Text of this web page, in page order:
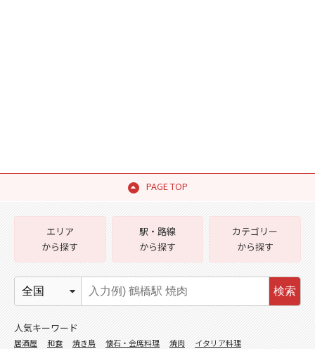
PAGE TOP
エリア
から探す
駅・路線
から探す
カテゴリー
から探す
検索
人気キーワード
居酒屋 和食 焼き鳥 懐石・会席料理 焼肉
イタリア料理